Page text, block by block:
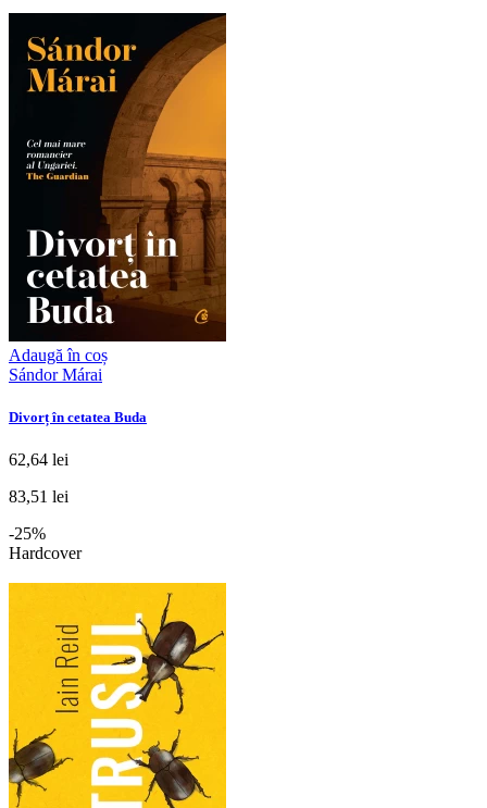
Adaugă în coș
Sándor Márai
Divorț în cetatea Buda
62,64 lei
83,51 lei
-25%
Hardcover